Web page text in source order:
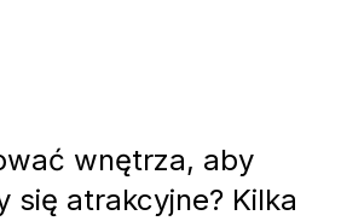
wnętrza, aby
się atrakcyjne? Kilka